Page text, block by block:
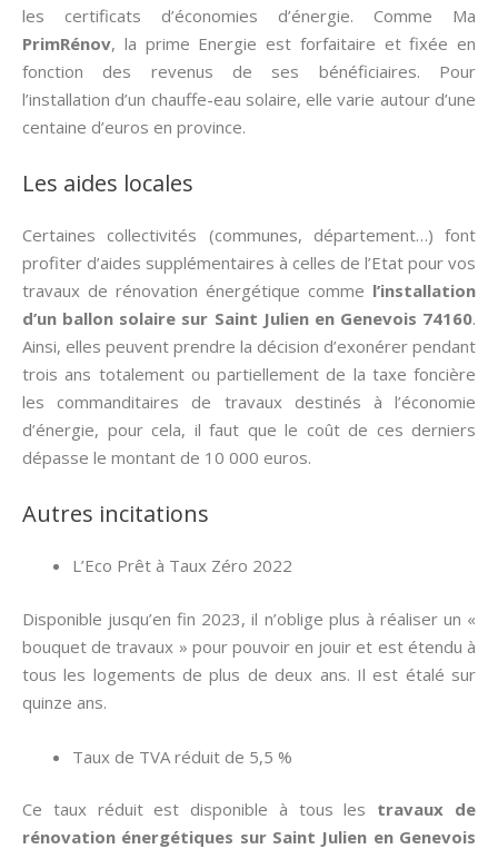
les certificats d’économies d’énergie. Comme Ma
PrimRénov, la prime Energie est forfaitaire et fixée en
fonction des revenus de ses bénéficiaires. Pour
l’installation d’un chauffe-eau solaire, elle varie autour d’une
centaine d’euros en province.
Les aides locales
Certaines collectivités (communes, département…) font
profiter d’aides supplémentaires à celles de l’Etat pour vos
travaux de rénovation énergétique comme l’installation
d’un ballon solaire sur Saint Julien en Genevois 74160.
Ainsi, elles peuvent prendre la décision d’exonérer pendant
trois ans totalement ou partiellement de la taxe foncière
les commanditaires de travaux destinés à l’économie
d’énergie, pour cela, il faut que le coût de ces derniers
dépasse le montant de 10 000 euros.
Autres incitations
L’Eco Prêt à Taux Zéro 2022
Disponible jusqu’en fin 2023, il n’oblige plus à réaliser un «
bouquet de travaux » pour pouvoir en jouir et est étendu à
tous les logements de plus de deux ans. Il est étalé sur
quinze ans.
Taux de TVA réduit de 5,5 %
Ce taux réduit est disponible à tous les travaux de
rénovation énergétiques sur Saint Julien en Genevois